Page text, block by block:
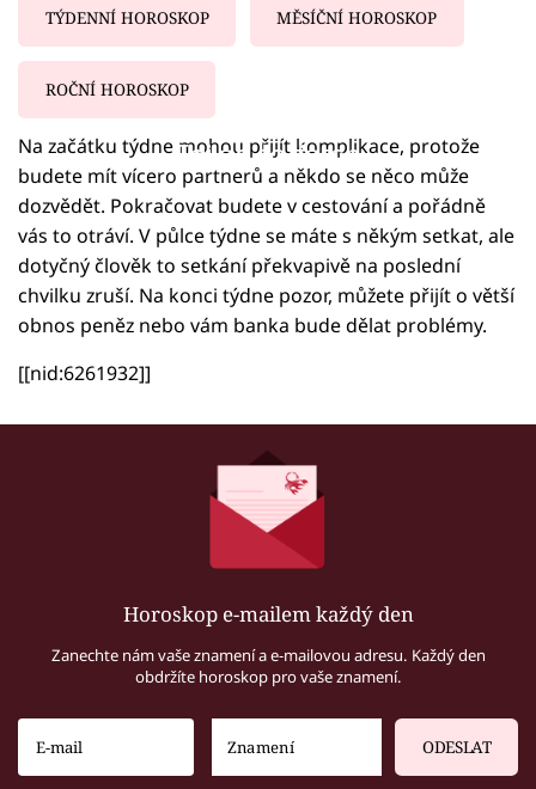
TÝDENNÍ HOROSKOP MĚSÍČNÍ HOROSKOP
ROČNÍ HOROSKOP
Failed to fetch
Na začátku týdne mohou přijít komplikace, protože
budete mít vícero partnerů a někdo se něco může
dozvědět. Pokračovat budete v cestování a pořádně
vás to otráví. V půlce týdne se máte s někým setkat, ale
dotyčný člověk to setkání překvapivě na poslední
chvilku zruší. Na konci týdne pozor, můžete přijít o větší
obnos peněz nebo vám banka bude dělat problémy.
[[nid:6261932]]
Horoskop e-mailem každý den
Zanechte nám vaše znamení a e-mailovou adresu. Každý den
obdržíte horoskop pro vaše znamení.
ODESLAT